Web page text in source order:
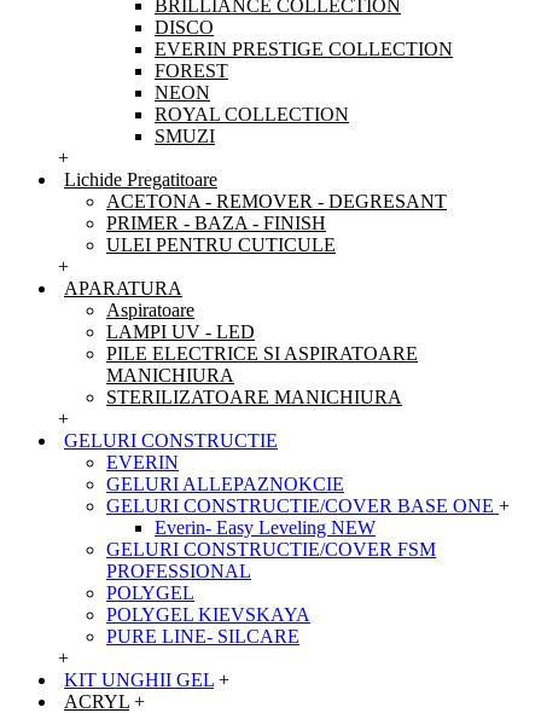
BRILLIANCE COLLECTION
DISCO
EVERIN PRESTIGE COLLECTION
FOREST
NEON
ROYAL COLLECTION
SMUZI
+
Lichide Pregatitoare
ACETONA - REMOVER - DEGRESANT
PRIMER - BAZA - FINISH
ULEI PENTRU CUTICULE
+
APARATURA
Aspiratoare
LAMPI UV - LED
PILE ELECTRICE SI ASPIRATOARE
MANICHIURA
STERILIZATOARE MANICHIURA
+
GELURI CONSTRUCTIE
EVERIN
GELURI ALLEPAZNOKCIE
GELURI CONSTRUCTIE/COVER BASE ONE +
Everin- Easy Leveling NEW
GELURI CONSTRUCTIE/COVER FSM
PROFESSIONAL
POLYGEL
POLYGEL KIEVSKAYA
PURE LINE- SILCARE
+
KIT UNGHII GEL +
ACRYL +